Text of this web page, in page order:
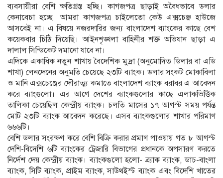
ব্যবসায়ীরা বেশি ক্ষতিগ্রস্ত হচ্ছি। কাগজপত্র ছাড়াই অবৈধভাবে ডলার
কেনাবেচা হচ্ছে। আমরা কাগজপত্র চাইলেতো কেউ এক্সচেঞ্জ হাউজে
আসবেই না। এ বিষয়ে নজরদারির জন্য বাংলাদেশ ব্যাংকের কাছে বেশ
কয়েকবার চিঠি দিয়েছি। আইনশৃঙ্খলা বাহিনীর শক্ত অভিযান ছাড়া এ
দালাল সিন্ডিকেট দমানো যাবে না।
এদিকে একাধিক নতুন শাখায় বৈদেশিক মুদ্রা (অনুমোদিত ডিলার বা এডি
শাখা) লেনদেনের অনুমতি চেয়েছে ২৩টি ব্যাংক। ডলার সংকট মোকাবিলা
ও মানি এক্সচেঞ্জের দৌরাত্ম্য কমাতে বাংলাদেশ ব্যাংক বরাবর এ আবেদন
করে ব্যাংগুলো। এর আগে দেশের ব্যাংকগুলোর কাছে এলাকভিত্তিক
তালিকা চেয়েছিল কেন্দ্রীয় ব্যাংক। চলতি মাসের ১৭ আগস্ট সময় পর্যন্ত
মোট ২৩টি ব্যাংক আবেদন করেছে। এসব ব্যাংকগুলোর শাখার পরিমাণ
৬৬৬টি।
বেশি ডলার সংরক্ষণ করে বেশি বিক্রি করার প্রমাণ পাওয়ায় গত ৮ আগস্ট
দেশি-বিদেশি ৬টি ব্যাংকের ট্রেজারি বিভাগের প্রধানকে অপসারণ করতে
নির্দেশ দেয় কেন্দ্রীয় ব্যাংক। ব্যাংকগুলো হলো- ব্র্যাক ব্যাংক, ডাচ-বাংলা
ব্যাংক, সিটি ব্যাংক, প্রাইম ব্যাংক, সাউথইস্ট ব্যাংক এবং বিদেশি খাতের